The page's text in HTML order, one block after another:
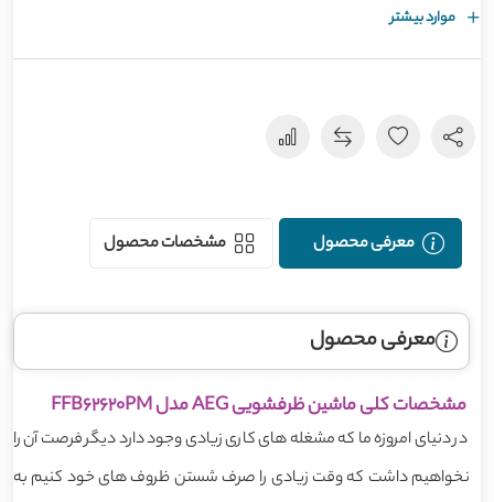
موارد بیشتر
معرفی محصول مشخصات محصول
معرفی محصول
مشخصات کلی ماشین ظرفشویی AEG مدل FFB62620PM
در دنیای امروزه ما که مشغله های کاری زیادی وجود دارد دیگر فرصت آن را
نخواهیم داشت که وقت زیادی را صرف شستن ظروف های خود کنیم به